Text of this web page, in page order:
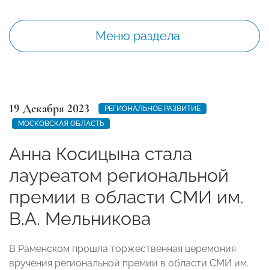
Меню раздела
19 Декабря 2023
РЕГИОНАЛЬНОЕ РАЗВИТИЕ
МОСКОВСКАЯ ОБЛАСТЬ
Анна Косицына стала
лауреатом региональной
премии в области СМИ им.
В.А. Мельникова
В Раменском прошла торжественная церемония
вручения региональной премии в области СМИ им.